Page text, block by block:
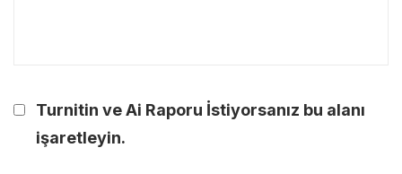
Turnitin ve Ai Raporu İstiyorsanız bu alanı
işaretleyin.